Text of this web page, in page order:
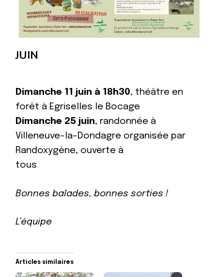
JUIN
Dimanche 11 juin à 18h30, théâtre en
forêt à Egriselles le Bocage
Dimanche 25 juin, randonnée à
Villeneuve-la-Dondagre organisée par
Randoxygène, ouverte à
tous
Bonnes balades, bonnes sorties !
L’équipe
Articles similaires